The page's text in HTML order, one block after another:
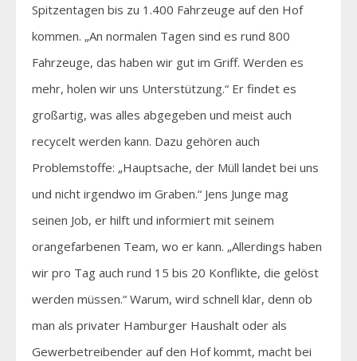
Spitzentagen bis zu 1.400 Fahrzeuge auf den Hof
kommen. „An normalen Tagen sind es rund 800
Fahrzeuge, das haben wir gut im Griff. Werden es
mehr, holen wir uns Unterstützung.“ Er findet es
großartig, was alles abgegeben und meist auch
recycelt werden kann. Dazu gehören auch
Problemstoffe: „Hauptsache, der Müll landet bei uns
und nicht irgendwo im Graben.“ Jens Junge mag
seinen Job, er hilft und informiert mit seinem
orangefarbenen Team, wo er kann. „Allerdings haben
wir pro Tag auch rund 15 bis 20 Konflikte, die gelöst
werden müssen.“ Warum, wird schnell klar, denn ob
man als privater Hamburger Haushalt oder als
Gewerbetreibender auf den Hof kommt, macht bei